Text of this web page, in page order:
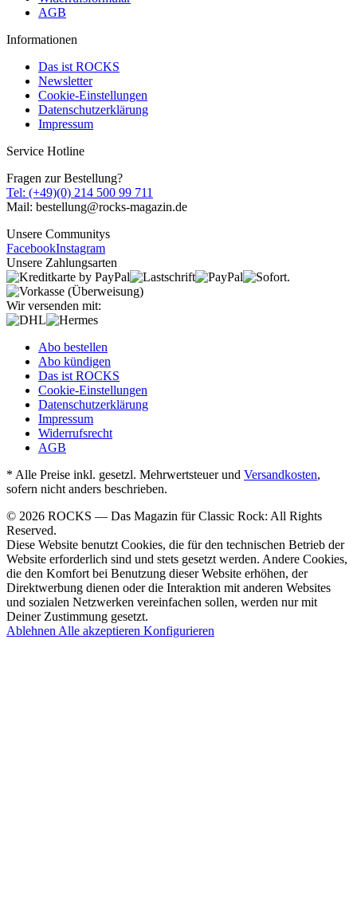
AGB
Informationen
Das ist ROCKS
Newsletter
Cookie-Einstellungen
Datenschutzerklärung
Impressum
Service Hotline
Fragen zur Bestellung?
Tel: (+49)(0) 214 500 99 711
Mail: bestellung@rocks-magazin.de
Unsere Communitys
FacebookInstagram
Unsere Zahlungsarten
Wir versenden mit:
Abo bestellen
Abo kündigen
Das ist ROCKS
Cookie-Einstellungen
Datenschutzerklärung
Impressum
Widerrufsrecht
AGB
* Alle Preise inkl. gesetzl. Mehrwertsteuer und Versandkosten,
sofern nicht anders beschrieben.
© 2026 ROCKS — Das Magazin für Classic Rock: All Rights
Reserved.
Diese Website benutzt Cookies, die für den technischen Betrieb der
Website erforderlich sind und stets gesetzt werden. Andere Cookies,
die den Komfort bei Benutzung dieser Website erhöhen, der
Direktwerbung dienen oder die Interaktion mit anderen Websites
und sozialen Netzwerken vereinfachen sollen, werden nur mit
Deiner Zustimmung gesetzt.
Ablehnen Alle akzeptieren Konfigurieren